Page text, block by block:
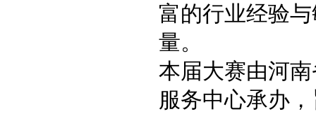
富的行业经验
量。
本届大赛由河
服务中心承办